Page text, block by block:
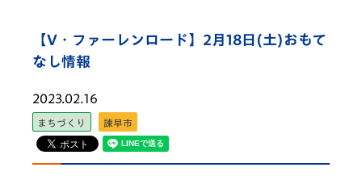
【V・ファーレンロード】2月18日(土)おもて
なし情報
2023.02.16
まちづくり 諫早市